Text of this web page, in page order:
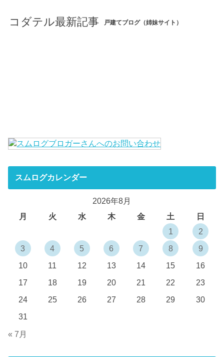
コダテル最新記事 戸建てブログ（姉妹サイト）
スムログカレンダー
2026年8月
月
火 水 木 金 土
日
1
2
3
4 5 6 7 8
9
10
11 12 13 14 15
16
17
18 19 20 21 22
23
24
25 26 27 28 29
30
31
« 7月